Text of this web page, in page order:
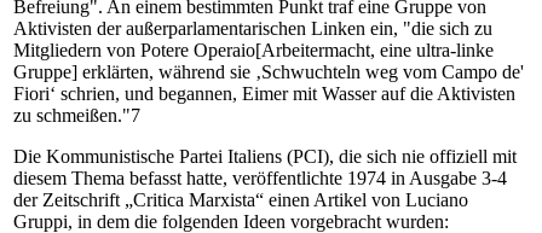
Befreiung". An einem bestimmten Punkt traf eine Gruppe von
Aktivisten der außerparlamentarischen Linken ein, "die sich zu
Mitgliedern von Potere Operaio[Arbeitermacht, eine ultra-linke
Gruppe] erklärten, während sie ‚Schwuchteln weg vom Campo de'
Fiori‘ schrien, und begannen, Eimer mit Wasser auf die Aktivisten
zu schmeißen."7
Die Kommunistische Partei Italiens (PCI), die sich nie offiziell mit
diesem Thema befasst hatte, veröffentlichte 1974 in Ausgabe 3-4
der Zeitschrift „Critica Marxista“ einen Artikel von Luciano
Gruppi, in dem die folgenden Ideen vorgebracht wurden: